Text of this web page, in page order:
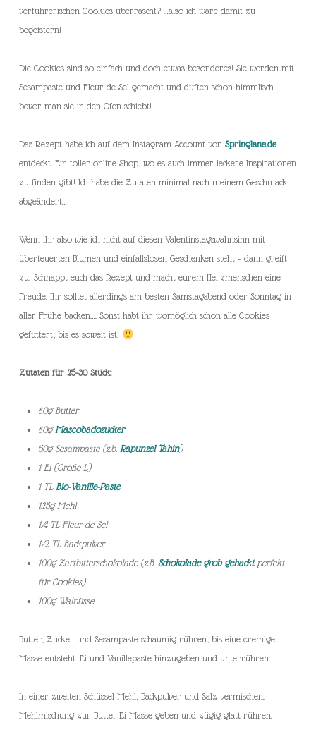
verführerischen Cookies überrascht? …also ich wäre damit zu
begeistern!
Die Cookies sind so einfach und doch etwas besonderes! Sie werden mit
Sesampaste und Fleur de Sel gemacht und duften schon himmlisch
bevor man sie in den Ofen schiebt!
Das Rezept habe ich auf dem Instagram-Account von Springlane.de
entdeckt. Ein toller online-Shop, wo es auch immer leckere Inspirationen
zu finden gibt! Ich habe die Zutaten minimal nach meinem Geschmack
abgeändert…
Wenn ihr also wie ich nicht auf diesen Valentinstagswahnsinn mit
überteuerten Blumen und einfallslosen Geschenken steht – dann greift
zu! Schnappt euch das Rezept und macht eurem Herzmenschen eine
Freude. Ihr solltet allerdings am besten Samstagabend oder Sonntag in
aller Frühe backen…. Sonst habt ihr womöglich schon alle Cookies
gefuttert, bis es soweit ist!
Zutaten für 25-30 Stück:
80g Butter
80gMascobadozucker
50g Sesampaste (z.b. Rapunzel Tahin)
1 Ei (Größe L)
1 TL Bio-Vanille-Paste
125g Mehl
1/4 TL Fleur de Sel
1/2 TL Backpulver
100g Zartbitterschokolade (z.B. Schokolade grob gehacktperfekt
für Cookies)
100g Walnüsse
Butter, Zucker und Sesampaste schaumig rühren, bis eine cremige
Masse entsteht. Ei und Vanillepaste hinzugeben und unterrühren.
In einer zweiten Schüssel Mehl, Backpulver und Salz vermischen.
Mehlmischung zur Butter-Ei-Masse geben und zügig glatt rühren.